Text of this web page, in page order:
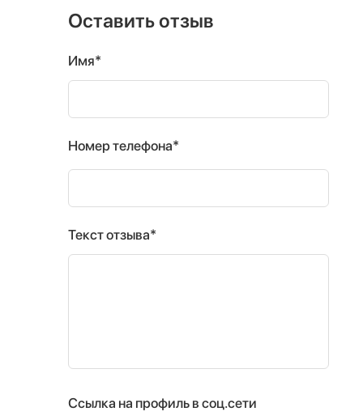
Оставить отзыв
Имя*
Номер телефона*
Текст отзыва*
Ссылка на профиль в соц.сети